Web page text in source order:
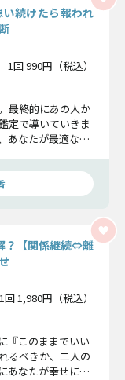
続けたら報われ
1回 990円（税込）
最終的にあの人か
定で導いていきま
あなたが最適な恋
？【関係継続⇔離
1回 1,980円（税込）
『このままでいい
るべきか、二人の
あなたが幸せにな